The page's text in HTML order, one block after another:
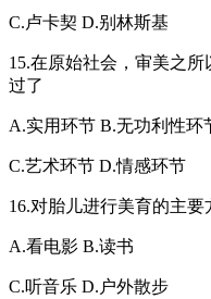
C.卢卡契 D.别林斯基
15.在原始社会，审美之
过了
A.实用环节 B.无功利性环
C.艺术环节 D.情感环节
16.对胎儿进行美育的主要
A.看电影 B.读书
C.听音乐 D.户外散步